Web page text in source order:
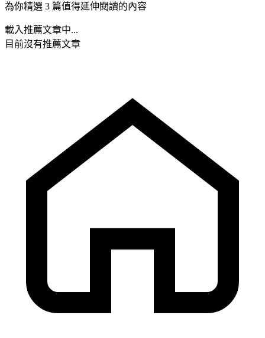
為你精選 3 篇值得延伸閱讀的內容
載入推薦文章中...
目前沒有推薦文章